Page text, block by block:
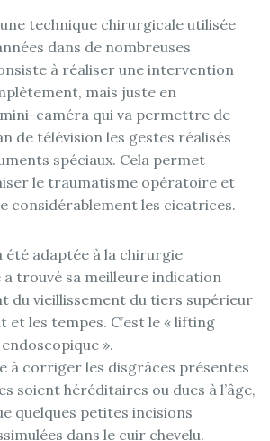
technique chirurgicale utilisée
dans de nombreuses
à réaliser une intervention
mais juste en
caméra qui va permettre de
de télévision les gestes réalisés
spéciaux. Cela permet
le traumatisme opératoire et
considérablement les cicatrices.
été adaptée à la chirurgie
a trouvé sa meilleure indication
du vieillissement du tiers supérieur
et les tempes. C’est le « lifting
».
à corriger les disgrâces présentes
soient héréditaires ou dues à l’âge,
quelques petites incisions
dans le cuir chevelu.